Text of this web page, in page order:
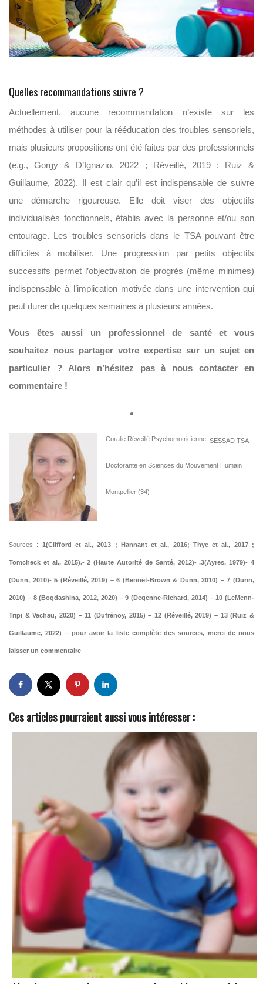
Quelles recommandations suivre ?
Actuellement, aucune recommandation n’existe sur les
méthodes à utiliser pour la rééducation des troubles sensoriels,
mais plusieurs propositions ont été faites par des professionnels
(e.g., Gorgy & D’Ignazio, 2022 ; Réveillé, 2019 ; Ruiz &
Guillaume, 2022). Il est clair qu’il est indispensable de suivre
une démarche rigoureuse. Elle doit viser des objectifs
individualisés fonctionnels, établis avec la personne et/ou son
entourage. Les troubles sensoriels dans le TSA pouvant être
difficiles à mobiliser. Une progression par petits objectifs
successifs permet l’objectivation de progrès (même minimes)
indispensable à l’implication motivée dans une intervention qui
peut durer de quelques semaines à plusieurs années.
Vous êtes aussi un professionnel de santé et vous
souhaitez nous partager votre expertise sur un sujet en
particulier ? Alors n’hésitez pas à nous contacter en
commentaire !
Coralie Réveillé Psychomotricienne SESSAD TSA
Doctorante en Sciences du Mouvement Humain
Montpellier (34)
Sources : 1(Clifford et al., 2013 ; Hannant et al., 2016; Thye et al., 2017 ;
Tomcheck et al., 2015).-2 (Haute Autorité de Santé, 2012)- .3(Ayres, 1979)- 4
(Dunn, 2010)- 5 (Réveillé, 2019) – 6 (Bennet-Brown & Dunn, 2010) – 7 (Dunn,
2010) – 8 (Bogdashina, 2012, 2020) – 9 (Degenne-Richard, 2014) – 10 (LeMenn-
Tripi & Vachau, 2020) – 11 (Dufrénoy, 2015) – 12 (Réveillé, 2019) – 13 (Ruiz &
Guillaume, 2022) – pour avoir la liste complète des sources, merci de nous
laisser un commentaire
Ces articles pourraient aussi vous intéresser :